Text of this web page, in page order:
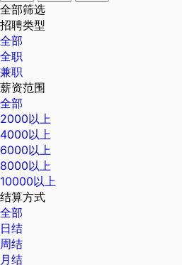
全部筛选
招聘类型
全部
全职
兼职
薪资范围
全部
2000以上
4000以上
6000以上
8000以上
10000以上
结算方式
全部
日结
周结
月结